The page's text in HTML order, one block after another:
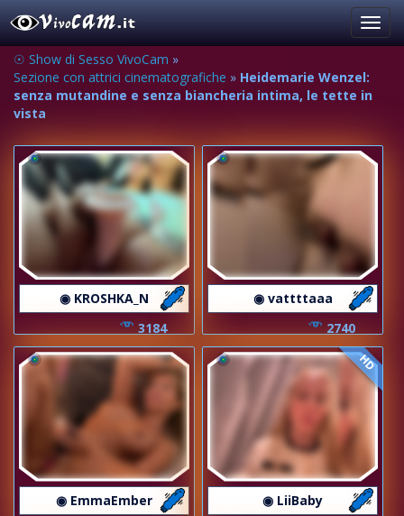
☉ Show di Sesso VivoCam »
Sezione con attrici cinematografiche » Heidemarie Wenzel:
senza mutandine e senza biancheria intima, le tette in
vista
◉ KROSHKA_N
3184
◉ vattttaaa
2740
◉ EmmaEmber
HD
◉ LiiBaby